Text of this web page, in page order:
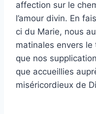
affection sur le
l’amour divin. En
ci du Marie, nous
matinales envers
que nos
que accueillies
miséricordieux de